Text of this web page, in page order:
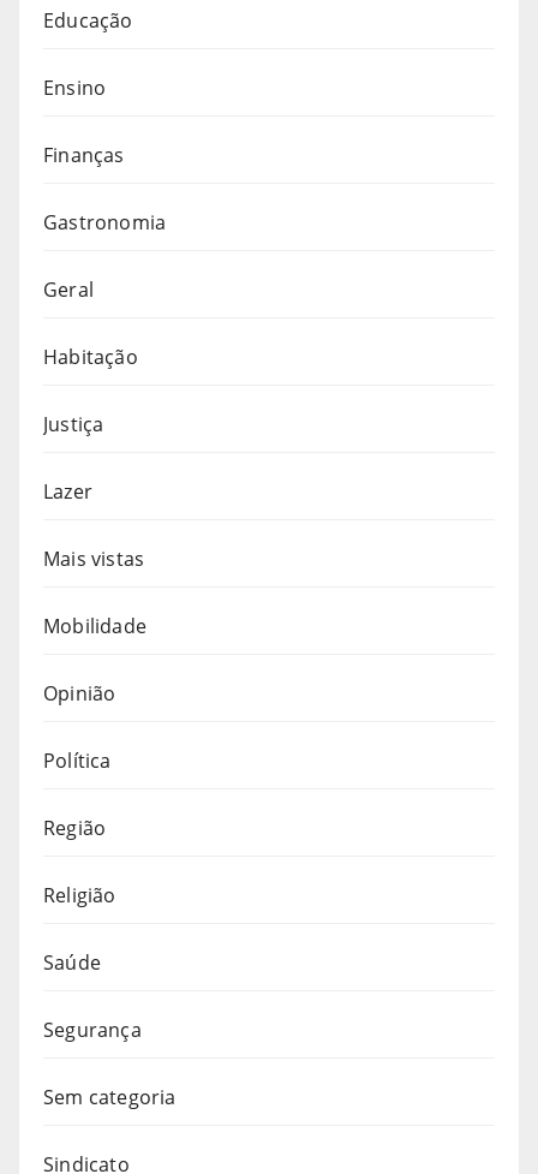
Educação
Ensino
Finanças
Gastronomia
Geral
Habitação
Justiça
Lazer
Mais vistas
Mobilidade
Opinião
Política
Região
Religião
Saúde
Segurança
Sem categoria
Sindicato